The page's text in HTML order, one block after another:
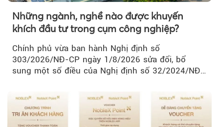
Những ngành, nghề nào được khuyến
khích đầu tư trong cụm công nghiệp?
Chính phủ vừa ban hành Nghị định số
303/2026/NĐ-CP ngày 1/8/2026 sửa đổi, bổ
sung một số điều của Nghị định số 32/2024/NĐ-